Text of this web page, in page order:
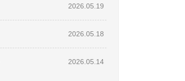
2026.05.19
2026.05.18
2026.05.14